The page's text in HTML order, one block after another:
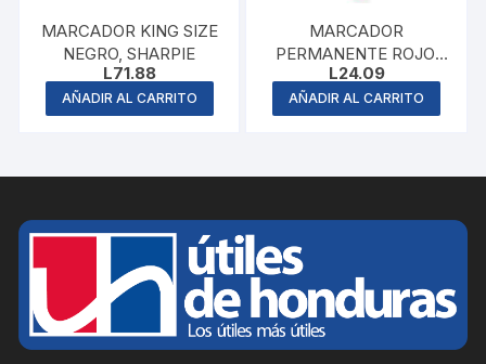
MARCADOR KING SIZE
NEGRO, SHARPIE
L71.88
AÑADIR AL CARRITO
MARCADOR
PERMANENTE ROJO,
PENTEL
L24.09
AÑADIR AL CARRITO